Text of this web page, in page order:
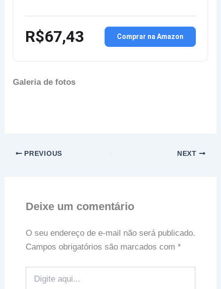
R$67,43 Comprar na Amazon
Galeria de fotos
PREVIOUS NEXT
Deixe um comentário
O seu endereço de e-mail não será publicado.
Campos obrigatórios são marcados com *
aqui...